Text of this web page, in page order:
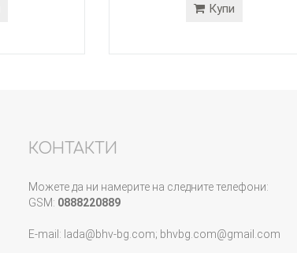
Купи
КОНТАКТИ
Можете да ни намерите на следните телефони:
GSM: 0888220889
E-mail: lada@bhv-bg.com; bhvbg.com@gmail.com